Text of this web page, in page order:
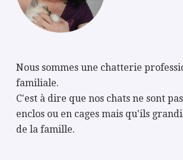
Nous sommes une chatterie
familiale.
C'est à dire que nos chats ne sont
enclos ou en cages mais qu'ils
de la famille.